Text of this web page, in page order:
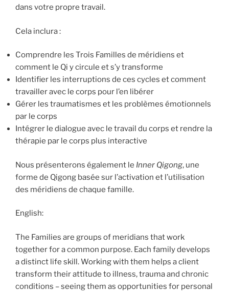
dans votre propre travail.
Cela inclura :
Comprendre les Trois Familles de méridiens et
comment le Qi y circule et s’y transforme
Identifier les interruptions de ces cycles et comment
travailler avec le corps pour l’en libérer
Gérer les traumatismes et les problèmes émotionnels
par le corps
Intégrer le dialogue avec le travail du corps et rendre la
thérapie par le corps plus interactive
Nous présenterons également le Inner Qigong, une
forme de Qigong basée sur l’activation et l’utilisation
des méridiens de chaque famille.
English:
The Families are groups of meridians that work
together for a common purpose. Each family develops
a distinct life skill. Working with them helps a client
transform their attitude to illness, trauma and chronic
conditions – seeing them as opportunities for personal